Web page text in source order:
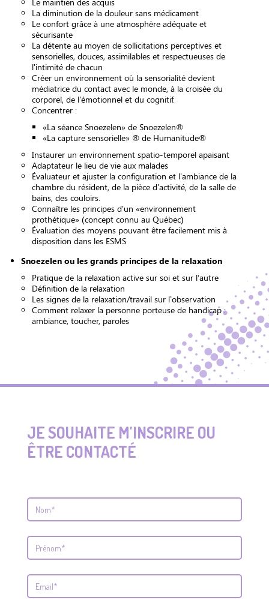
La diminution de la douleur sans médicament
Le confort grâce à une atmosphère adéquate et
sécurisante
La détente au moyen de sollicitations perceptives et
sensorielles, douces, assimilables et respectueuses de
l'intimité de chacun
Créer un environnement où la sensorialité devient
médiatrice du contact avec le monde, à la croisée du
corporel, de l'émotionnel et du cognitif.
Concentrer :
«La séance Snoezelen» de Snoezelen®
«La capture sensorielle» ® de Humanitude®
Instaurer un environnement spatio-temporel apaisant
Adaptateur le lieu de vie aux malades
Évaluateur et ajuster la configuration et l'ambiance de la
chambre du résident, de la pièce d'activité, de la salle de
bains, des couloirs.
Connaître les principes d'un «environnement
prothétique» (concept connu au Québec)
Évaluation des moyens pouvant être facilement mis à
disposition dans les ESMS
Snoezelen ou les grands principes de la relaxation
Pratique de la relaxation active sur soi et sur l’autre
Définition de la relaxation
Les signes de la relaxation/travail sur l’observation
Comment relaxer la personne porteuse de handicap :
ambiance, toucher, paroles
JE SOUHAITE M'INSCRIRE OU
ÊTRE CONTACTÉ